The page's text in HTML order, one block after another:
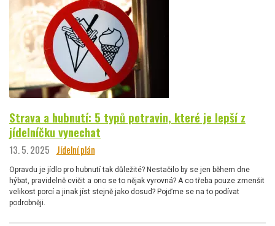
Strava a hubnutí: 5 typů potravin, které je lepší z
jídelníčku vynechat
13. 5. 2025 Jídelní plán
Opravdu je jídlo pro hubnutí tak důležité? Nestačilo by se jen během dne
hýbat, pravidelně cvičit a ono se to nějak vyrovná? A co třeba pouze zmenšit
velikost porcí a jinak jíst stejně jako dosud? Pojďme se na to podívat
podrobněji.